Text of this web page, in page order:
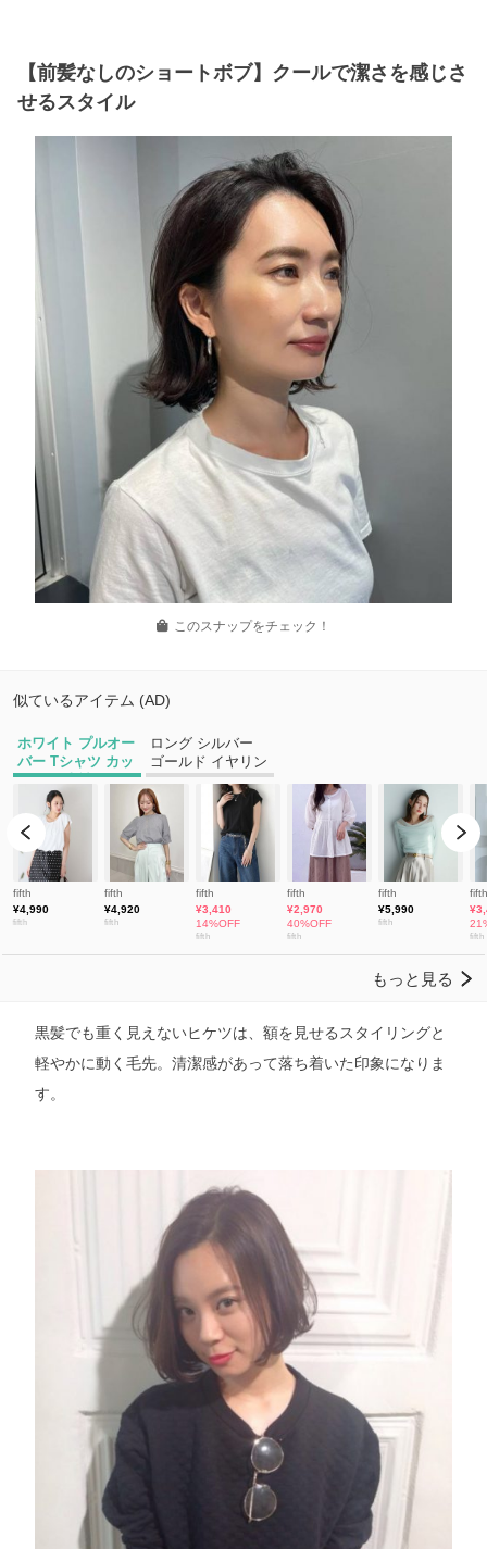
【前髪なしのショートボブ】クールで潔さを感じさ
せるスタイル
このスナップをチェック！
黒髪でも重く見えないヒケツは、額を見せるスタイリングと
軽やかに動く毛先。清潔感があって落ち着いた印象になりま
す。